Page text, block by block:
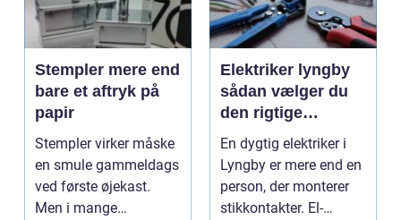
Stempler mere end
bare et aftryk på
papir
Stempler virker måske
en smule gammeldags
ved første øjekast.
Men i mange
Elektriker lyngby
sådan vælger du
den rigtige
fagmand
En dygtig elektriker i
Lyngby er mere end en
person, der monterer
stikkontakter. El-